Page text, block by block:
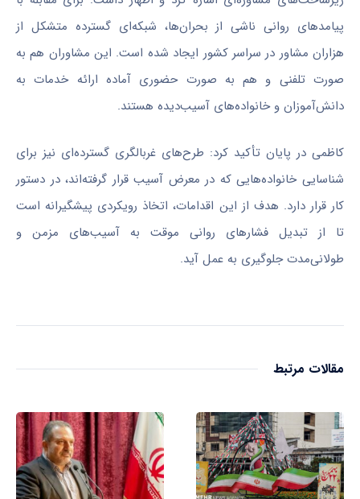
پیامدهای روانی ناشی از بحران‌ها، شبکه‌ای گسترده متشکل از
هزاران مشاور در سراسر کشور ایجاد شده است. این مشاوران هم به
صورت تلفنی و هم به صورت حضوری آماده ارائه خدمات به
دانش‌آموزان و خانواده‌های آسیب‌دیده هستند.
کاظمی در پایان تأکید کرد: طرح‌های غربالگری گسترده‌ای نیز برای
شناسایی خانواده‌هایی که در معرض آسیب قرار گرفته‌اند، در دستور
کار قرار دارد. هدف از این اقدامات، اتخاذ رویکردی پیشگیرانه است
تا از تبدیل فشارهای روانی موقت به آسیب‌های مزمن و
طولانی‌مدت جلوگیری به عمل آید.
مقالات مرتبط